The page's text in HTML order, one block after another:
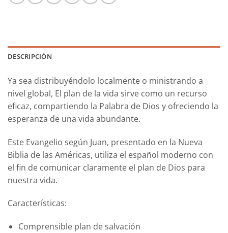
DESCRIPCIÓN
Ya sea distribuyéndolo localmente o ministrando a
nivel global, El plan de la vida sirve como un recurso
eficaz, compartiendo la Palabra de Dios y ofreciendo la
esperanza de una vida abundante.
Este Evangelio según Juan, presentado en la Nueva
Biblia de las Américas, utiliza el español moderno con
el fin de comunicar claramente el plan de Dios para
nuestra vida.
Características:
Comprensible plan de salvación